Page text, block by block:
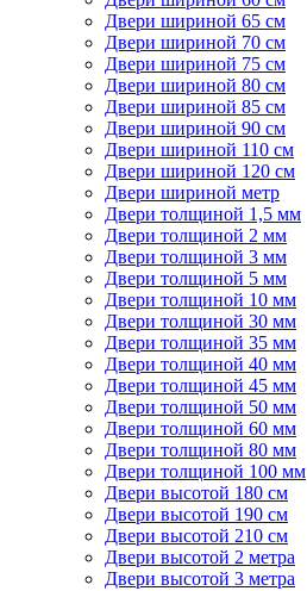
Двери шириной 65 см
Двери шириной 70 см
Двери шириной 75 см
Двери шириной 80 см
Двери шириной 85 см
Двери шириной 90 см
Двери шириной 110 см
Двери шириной 120 см
Двери шириной метр
Двери толщиной 1,5 мм
Двери толщиной 2 мм
Двери толщиной 3 мм
Двери толщиной 5 мм
Двери толщиной 10 мм
Двери толщиной 30 мм
Двери толщиной 35 мм
Двери толщиной 40 мм
Двери толщиной 45 мм
Двери толщиной 50 мм
Двери толщиной 60 мм
Двери толщиной 80 мм
Двери толщиной 100 мм
Двери высотой 180 см
Двери высотой 190 см
Двери высотой 210 см
Двери высотой 2 метра
Двери высотой 3 метра